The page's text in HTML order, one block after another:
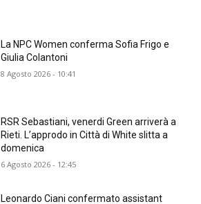
La NPC Women conferma Sofia Frigo e
Giulia Colantoni
8 Agosto 2026 - 10:41
RSR Sebastiani, venerdi Green arriverà a
Rieti. L’approdo in Città di White slitta a
domenica
6 Agosto 2026 - 12:45
Leonardo Ciani confermato assistant